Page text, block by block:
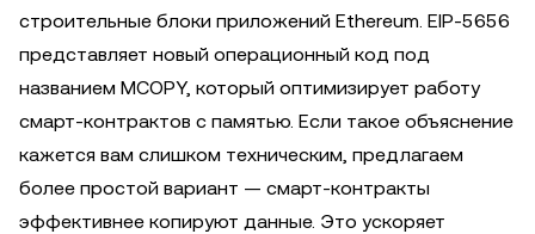
строительные блоки приложений Ethereum. EIP-5656
представляет новый операционный код под
названием MCOPY, который оптимизирует работу
смарт-контрактов с памятью. Если такое объяснение
кажется вам слишком техническим, предлагаем
более простой вариант — смарт-контракты
эффективнее копируют данные. Это ускоряет